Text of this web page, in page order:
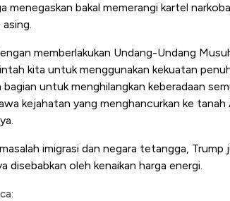
menegaskan bakal memerangi kartel
memberlakukan Undang-Undang
kita untuk menggunakan kekuatan
bagian untuk menghilangkan keberadaan
kejahatan yang menghancurkan ke
imigrasi dan negara tetangga,
disebabkan oleh kenaikan harga energi.
Ini Kekuatan Uang Embraer Kuasai